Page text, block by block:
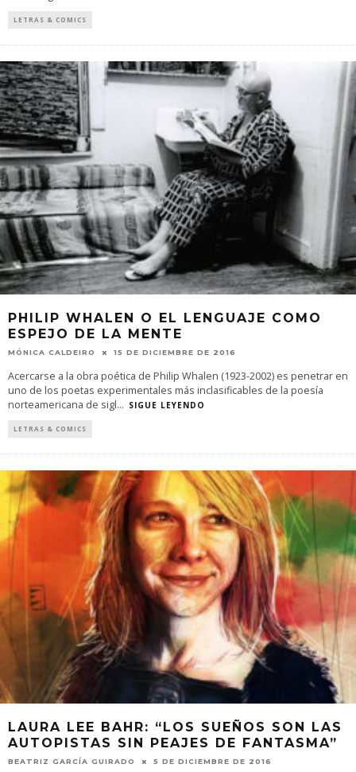
LETRAS & COMICS
PHILIP WHALEN O EL LENGUAJE COMO
ESPEJO DE LA MENTE
MÓNICA CALDEIRO 15 DE DICIEMBRE DE 2016
Acercarse a la obra poética de Philip Whalen (1923-2002) es penetrar en
uno de los poetas experimentales más inclasificables de la poesía
norteamericana de sigl... SIGUE LEYENDO
LETRAS & COMICS
LAURA LEE BAHR: “LOS SUEÑOS SON LAS
AUTOPISTAS SIN PEAJES DE FANTASMA”
BEATRIZ GARCÍA GUIRADO 5 DE DICIEMBRE DE 2016